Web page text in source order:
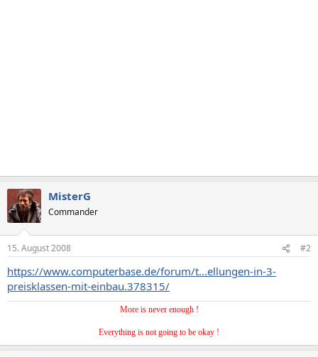
MisterG
Commander
15. August 2008 #2
https://www.computerbase.de/forum/t...ellungen-in-3-
preisklassen-mit-einbau.378315/
More is never enough !
Everything is not going to be okay !